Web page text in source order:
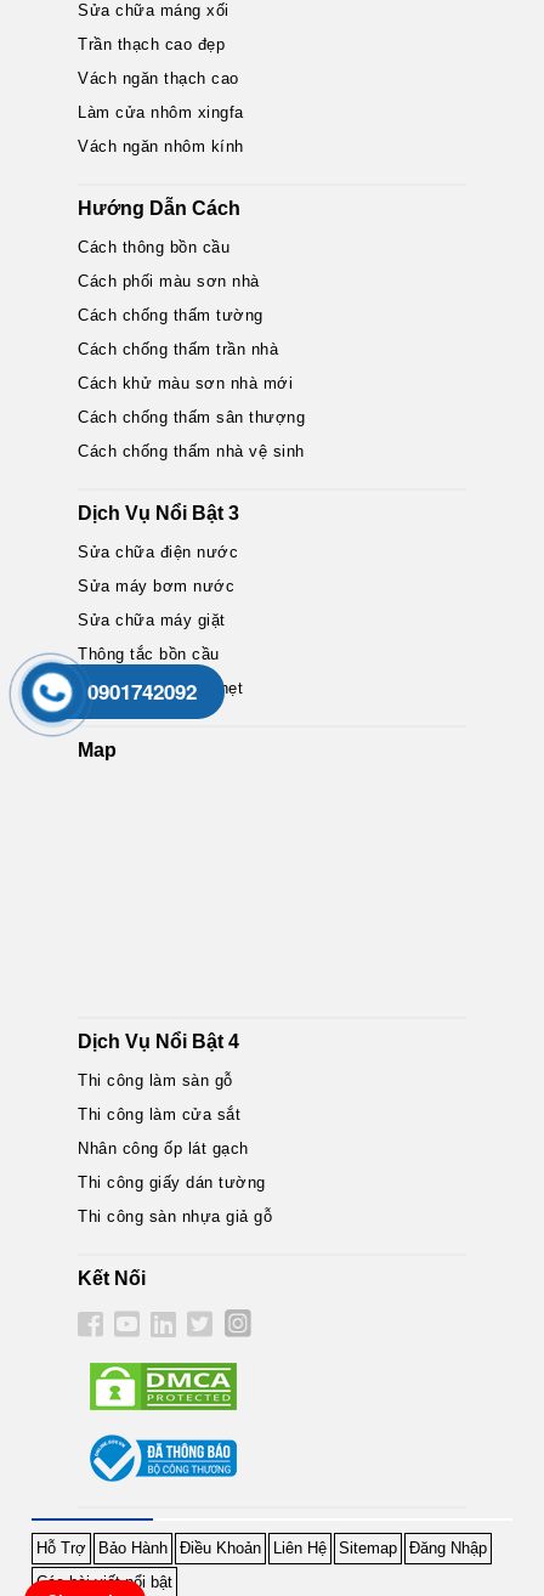
Sửa chữa máng xối
Trần thạch cao đẹp
Vách ngăn thạch cao
Làm cửa nhôm xingfa
Vách ngăn nhôm kính
Hướng Dẫn Cách
Cách thông bồn cầu
Cách phối màu sơn nhà
Cách chống thấm tường
Cách chống thấm trần nhà
Cách khử màu sơn nhà mới
Cách chống thấm sân thượng
Cách chống thấm nhà vệ sinh
Dịch Vụ Nổi Bật 3
Sửa chữa điện nước
Sửa máy bơm nước
Sửa chữa máy giặt
Thông tắc bồn cầu
Thông tắc cống nghẹt
Map
Dịch Vụ Nổi Bật 4
Thi công làm sàn gỗ
Thi công làm cửa sắt
Nhân công ốp lát gạch
Thi công giấy dán tường
Thi công sàn nhựa giả gỗ
Kết Nối
Hỗ Trợ Bảo Hành Điều Khoản Liên Hệ Sitemap
Đăng Nhập
Các bài viết nổi bật
0901742092